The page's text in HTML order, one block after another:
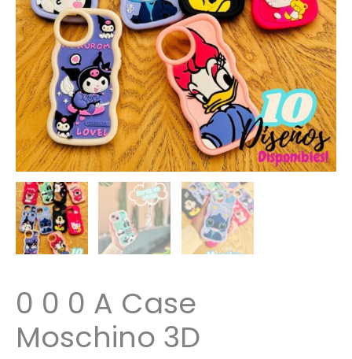
0 0 0 A Case
Moschino 3D